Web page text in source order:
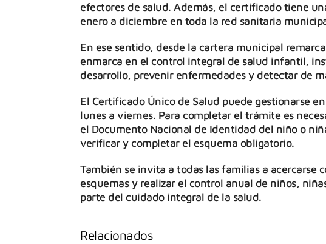
efectores de salud. Además, el certificado tiene
enero a diciembre en toda la red sanitaria
En ese sentido, desde la cartera municipal
enmarca en el control integral de salud infantil,
desarrollo, prevenir enfermedades y detectar de
El Certificado Único de Salud puede gestionarse
lunes a viernes. Para completar el trámite es
el Documento Nacional de Identidad del niño o
verificar y completar el esquema obligatorio.
También se invita a todas las familias a acercarse
esquemas y realizar el control anual de niños,
parte del cuidado integral de la salud.
Relacionados